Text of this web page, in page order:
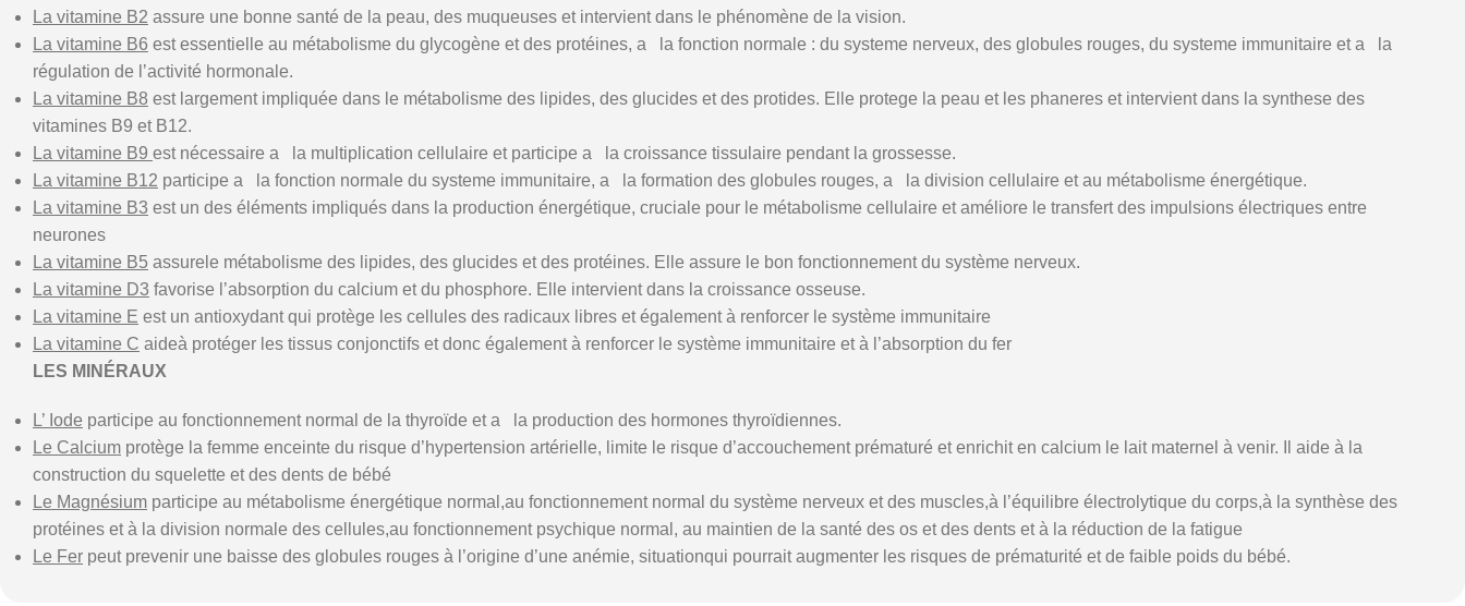
La vitamine B2 assure une bonne santé de la peau, des muqueuses et intervient dans le phénomène de la vision.
La vitamine B6 est essentielle au métabolisme du glycogène et des protéines, a la fonction normale : du systeme nerveux, des globules rouges, du systeme immunitaire et a la
régulation de lʼactivité hormonale.
La vitamine B8 est largement impliquée dans le métabolisme des lipides, des glucides et des protides. Elle protege la peau et les phaneres et intervient dans la synthese des
vitamines B9 et B12.
La vitamine B9 est nécessaire a la multiplication cellulaire et participe a la croissance tissulaire pendant la grossesse.
La vitamine B12 participe a la fonction normale du systeme immunitaire, a la formation des globules rouges, a la division cellulaire et au métabolisme énergétique.
La vitamine B3 est un des éléments impliqués dans la production énergétique, cruciale pour le métabolisme cellulaire et améliore le transfert des impulsions électriques entre
neurones
La vitamine B5 assurele métabolisme des lipides, des glucides et des protéines. Elle assure le bon fonctionnement du système nerveux.
La vitamine D3 favorise lʼabsorption du calcium et du phosphore. Elle intervient dans la croissance osseuse.
La vitamine E est un antioxydant qui protège les cellules des radicaux libres et également à renforcer le système immunitaire
La vitamine C aideà protéger les tissus conjonctifs et donc également à renforcer le système immunitaire et à l’absorption du fer
LES MINÉRAUX
L’ Iode participe au fonctionnement normal de la thyroïde et a la production des hormones thyroïdiennes.
Le Calcium protège la femme enceinte du risque d’hypertension artérielle, limite le risque d’accouchement prématuré et enrichit en calcium le lait maternel à venir. Il aide à la
construction du squelette et des dents de bébé
Le Magnésium participe au métabolisme énergétique normal,au fonctionnement normal du système nerveux et des muscles,à l’équilibre électrolytique du corps,à la synthèse des
protéines et à la division normale des cellules,au fonctionnement psychique normal, au maintien de la santé des os et des dents et à la réduction de la fatigue
Le Fer peut prevenir une baisse des globules rouges à l’origine d’une anémie, situationqui pourrait augmenter les risques de prématurité et de faible poids du bébé.